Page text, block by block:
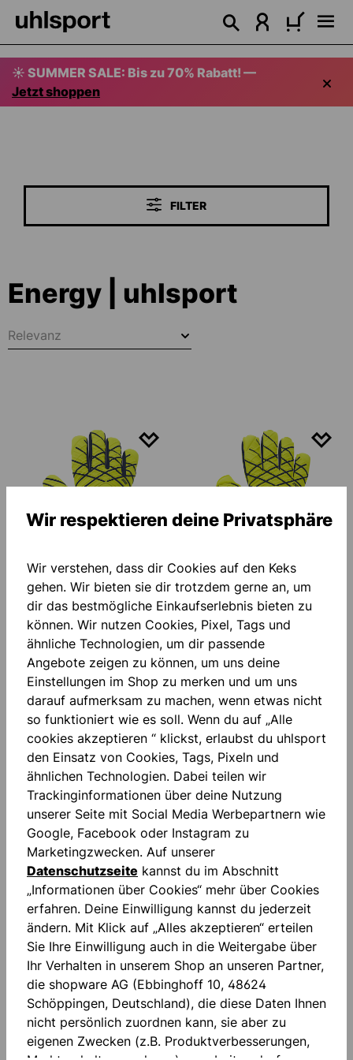
springen
☀️ SUMMER SALE: Bis zu 70% Rabatt! —
Jetzt shoppen
FILTER
Energy | uhlsport
Relevanz
PREDICTION ENERGY
ABSOLUTGRIP HN #377
TORWARTHANDSCHUHE
45,00 €*
(50%
gespart)
PREDICTION ENERGY
ABSOLUTGRIP RC #377
TORWARTHANDSCHUHE
35,00 €* 70,00 €*
gespart)
IMMER INFORMIERT
UND SPAREN!
Sei der Erste bei neuen Produkten und
Aktionen. Plus 10% Rabatt!
Wir respektieren deine Privatsphäre
Wir verstehen, dass dir Cookies auf den Keks
gehen. Wir bieten sie dir trotzdem gerne an, um
dir das bestmögliche Einkaufserlebnis bieten zu
können. Wir nutzen Cookies, Pixel, Tags und
ähnliche Technologien, um dir passende
Angebote zeigen zu können, um uns deine
Einstellungen im Shop zu merken und um uns
darauf aufmerksam zu machen, wenn etwas nicht
so funktioniert wie es soll. Wenn du auf „Alle
cookies akzeptieren “ klickst, erlaubst du uhlsport
den Einsatz von Cookies, Tags, Pixeln und
ähnlichen Technologien. Dabei teilen wir
Trackinginformationen über deine Nutzung
unserer Seite mit Social Media Werbepartnern wie
Google, Facebook oder Instagram zu
Marketingzwecken. Auf unserer
Datenschutzseite kannst du im Abschnitt
„Informationen über Cookies“ mehr über Cookies
erfahren. Deine Einwilligung kannst du jederzeit
ändern. Mit Klick auf „Alles akzeptieren“ erteilen
Sie Ihre Einwilligung auch in die Weitergabe über
Ihr Verhalten in unserem Shop an unseren Partner,
die shopware AG (Ebbinghoff 10, 48624
Schöppingen, Deutschland), die diese Daten Ihnen
nicht persönlich zuordnen kann, sie aber zu
eigenen Zwecken (z.B. Produktverbesserungen,